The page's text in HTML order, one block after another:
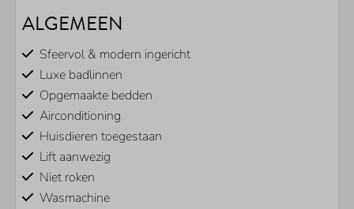
ALGEMEEN
Sfeervol & modern ingericht
Luxe badlinnen
Opgemaakte bedden
Airconditioning
Huisdieren toegestaan
Lift aanwezig
Niet roken
Wasmachine